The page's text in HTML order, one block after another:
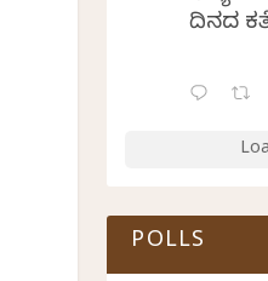
ದಿನದ
POLLS